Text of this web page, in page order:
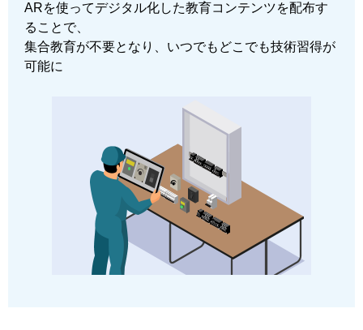
ARを使ってデジタル化した教育コンテンツを配布す
ることで、
集合教育が不要となり、いつでもどこでも技術習得が
可能に